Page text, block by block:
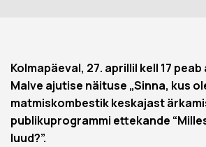
Kolmapäeval, 27. aprillil kell 17
Malve ajutise näituse „Sinna, kus
matmiskombestik keskajast
publikuprogrammi ettekande
luud?”.